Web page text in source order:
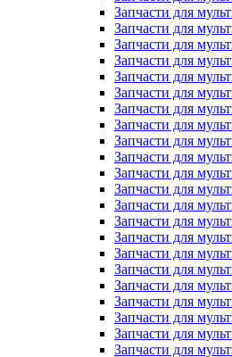
Запчасти для
Запчасти для
Запчасти для
Запчасти для
Запчасти для
Запчасти для
Запчасти для
Запчасти для
Запчасти для
Запчасти для
Запчасти для
Запчасти для
Запчасти для
Запчасти для
Запчасти для
Запчасти для
Запчасти для
Запчасти для
Запчасти для
Запчасти для
Запчасти для
Запчасти для